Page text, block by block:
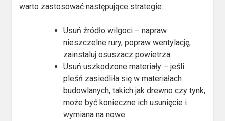
warto zastosować następujące strategie:
Usuń źródło wilgoci – napraw
nieszczelne rury, popraw wentylację,
zainstaluj osuszacz powietrza.
Usuń uszkodzone materiały – jeśli
pleśń zasiedliła się w materiałach
budowlanych, takich jak drewno czy tynk,
może być konieczne ich usunięcie i
wymiana na nowe.